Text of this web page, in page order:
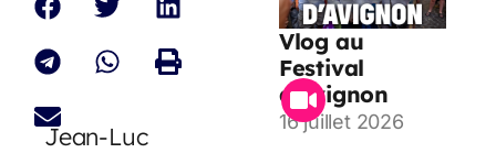
Jean-Luc
Vlog au
Festival
d’Avignon
16 juillet 2026